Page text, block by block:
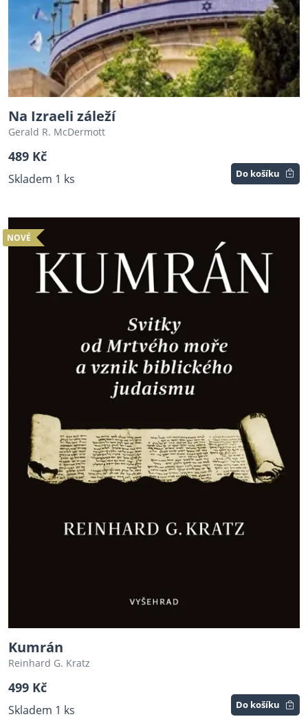
Na Izraeli záleží
Gerald R. McDermott
489 Kč
Skladem 1 ks Do košíku
NOVÉ
Kumrán
Reinhard G. Kratz
499 Kč
Skladem 1 ks Do košíku